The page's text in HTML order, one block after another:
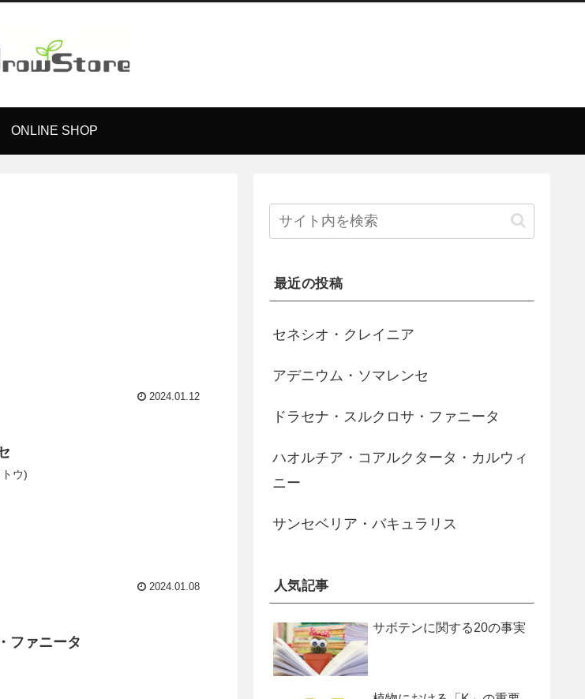
ONLINE SHOP
2024.01.12
ウ)
2024.01.08
ファニータ
最近の投稿
セネシオ・クレイニア
アデニウム・ソマレンセ
ドラセナ・スルクロサ・ファニータ
ハオルチア・コアルクタータ・カルウィ
ニー
サンセベリア・バキュラリス
人気記事
サボテンに関する20の事実